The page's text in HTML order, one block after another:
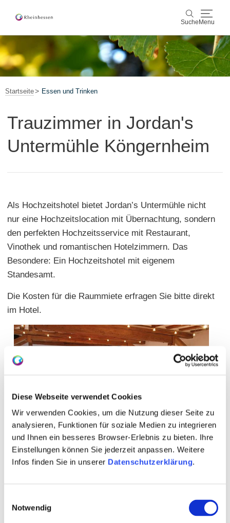
Diese Webseite verwendet Cookies
Wir verwenden Cookies, um die Nutzung dieser Seite zu
analysieren, Funktionen für soziale Medien zu integrieren
und Ihnen ein besseres Browser-Erlebnis zu bieten. Ihre
Einstellungen können Sie jederzeit anpassen. Weitere
Infos finden Sie in unserer Datenschutzerklärung.
Notwendig
Suche Menu
Suche
Wein & Genuss
Veranstaltungen
Startseite Essen und Trinken
Trauzimmer in Jordan's
Untermühle Köngernheim
Als Hochzeitshotel bietet Jordan’s Untermühle nicht
nur eine Hochzeitslocation mit Übernachtung, sondern
den perfekten Hochzeitsservice mit Restaurant,
Vinothek und romantischen Hotelzimmern. Das
Besondere: Ein Hochzeitshotel mit eigenem
Standesamt.
Die Kosten für die Raummiete erfragen Sie bitte direkt
im Hotel.